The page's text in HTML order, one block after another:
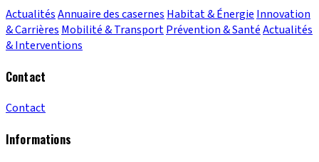
ActualitésAnnuaire des casernes Habitat & Énergie Innovation
& Carrières Mobilité & TransportPrévention & SantéActualités
& Interventions
Contact
Contact
Informations